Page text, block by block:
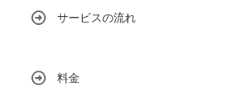
サービスの流れ
料金